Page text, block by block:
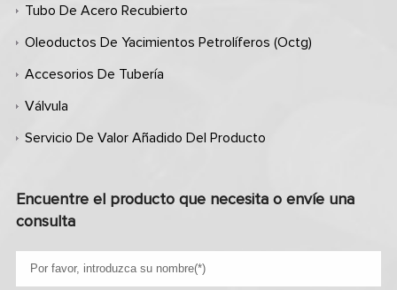
Tubo De Acero Recubierto
Oleoductos De Yacimientos Petrolíferos (octg)
Accesorios De Tubería
Válvula
Servicio De Valor Añadido Del Producto
Encuentre el producto que necesita o envíe una
consulta